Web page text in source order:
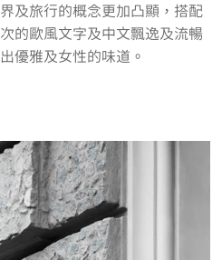
及旅行的概念更加凸顯，搭配
的歐風文字及中文飄逸及流暢
優雅及女性的味道。